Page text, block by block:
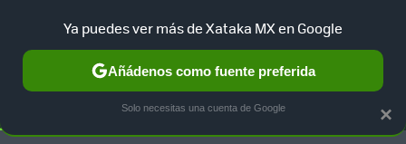
SELECCIÓN GAMING HOME AUTO TERRITORIO
×
Ya puedes ver más de Xataka MX en Google
Añádenos como fuente preferida
Solo necesitas una cuenta de Google